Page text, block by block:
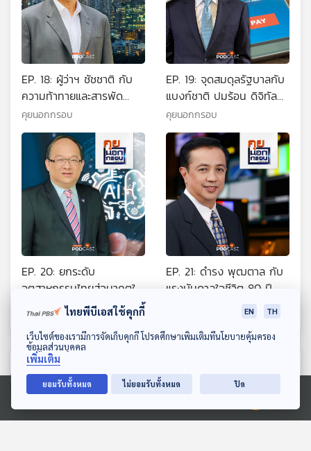
ดาวน์โหลด Thai PBS Podcast Application
Ⓒ 2020 องค์การกระจายเสียงและแพร่ภาพสาธารณะแห่งประเทศไทย
EP. 18: ผู้ว่าฯ ชัชชาติ กับ
ความท้าทายและสารพัด
ปัญหาเมือง
คุยนอกกรอบ
EP. 19: จุดสมดุลรัฐบาลกับ
แบงก์ชาติ ปมร้อน ดิจิทัล
วอลเล็ตกับอัตราดอกเบี้ย
คุยนอกกรอบ
EP. 20: ยกระดับ
อุตสาหกรรมไทยสู่อนาคตให้
ทันต่อโลกที่เปลี่ยนแปลง
คุยนอกกรอบ
EP. 21: ดำรง พุฒตาล กับ
แรงบันดาลใจชีวิต 80 ปี
จากสื่อสู่การเมือง
ตอนที่เกี่ยวข้อง
ไทยพีบีเอสใช้คุกกี้ EN TH
เว็บไซต์ของเรามีการจัดเก็บคุกกี้ โปรดศึกษาเพิ่มเติมที่นโยบายคุ้มครอง
ข้อมูลส่วนบุคคล
เพิ่มเติม
ยอมรับทั้งหมด ไม่ยอมรับทั้งหมด ปิด